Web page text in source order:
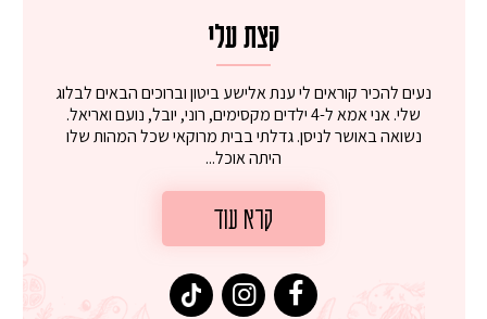
קצת עלי
נעים להכיר קוראים לי ענת אלישע ביטון וברוכים הבאים לבלוג
שלי. אני אמא ל-4 ילדים מקסימים, רוני, יובל, נועם ואריאל.
נשואה באושר לניסן. גדלתי בבית מרוקאי שכל המהות שלו
היתה אוכל...
קרא עוד